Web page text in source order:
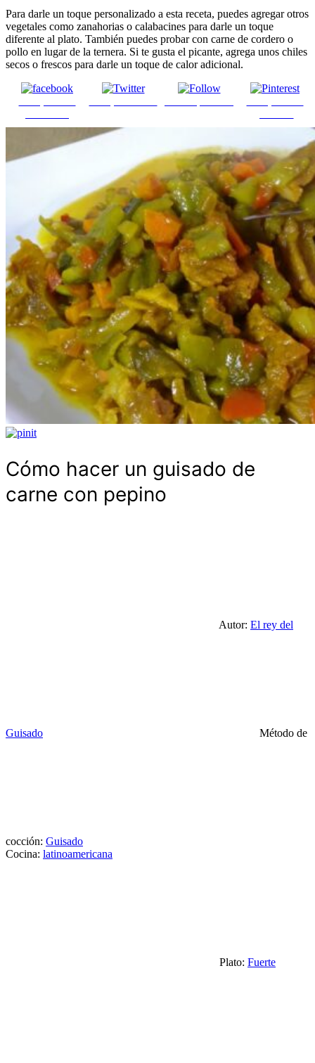
Para darle un toque personalizado a esta receta, puedes agregar otros
vegetales como zanahorias o calabacines para darle un toque
diferente al plato. También puedes probar con carne de cordero o
pollo en lugar de la ternera. Si te gusta el picante, agrega unos chiles
secos o frescos para darle un toque de calor adicional.
Cómo hacer un guisado de
carne con pepino
Autor: El rey del
Guisado Método de
cocción: Guisado
Cocina: latinoamericana
Plato: Fuerte